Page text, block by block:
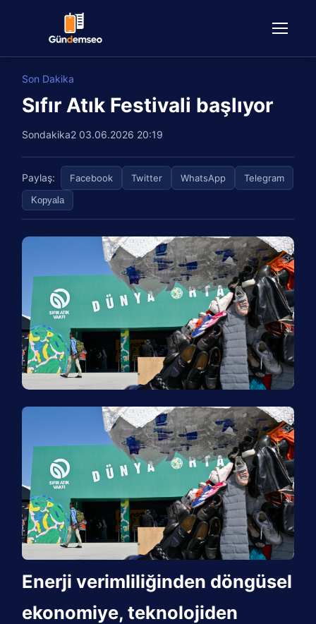
Son Dakika
Sıfır Atık Festivali başlıyor
Sondakika2 03.06.2026 20:19
Paylaş: Facebook Twitter WhatsApp Telegram
Kopyala
Enerji verimliliğinden döngüsel
ekonomiye, teknolojiden